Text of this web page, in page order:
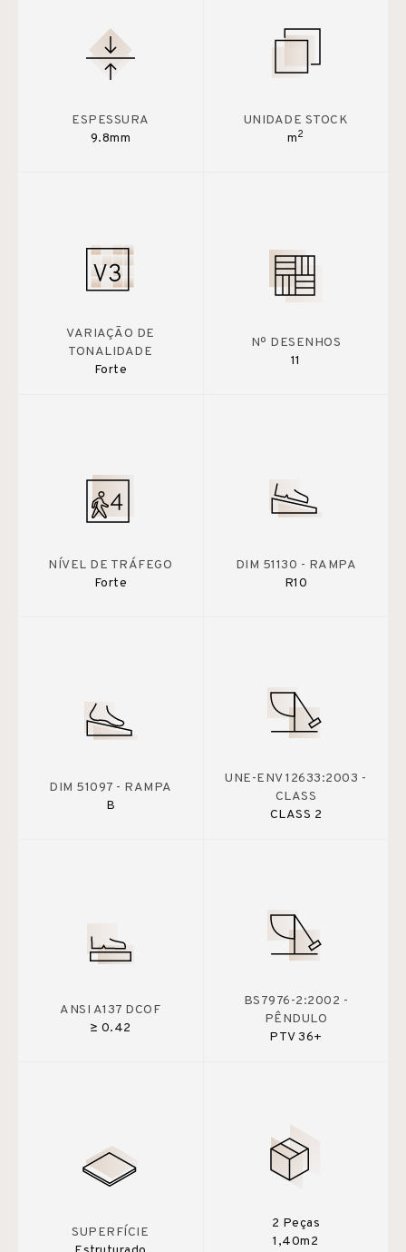
ESPESSURA
9.8mm
UNIDADE STOCK
m2
VARIAÇÃO DE
TONALIDADE
Forte
Nº DESENHOS
11
NÍVEL DE TRÁFEGO
Forte
DIM 51130 - RAMPA
R10
DIM 51097 - RAMPA
B
UNE-ENV 12633:2003 -
CLASS
CLASS 2
ANSI A137 DCOF
≥ 0.42
BS7976-2:2002 -
PÊNDULO
PTV 36+
SUPERFÍCIE
2 Peças
1,40m2